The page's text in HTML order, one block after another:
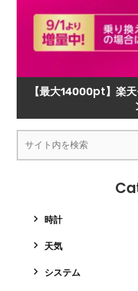
【最大14000pt】楽
時計
天気
システム